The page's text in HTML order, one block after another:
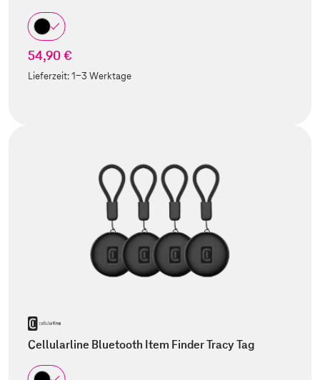
54,90 €
Lieferzeit:1-3 Werktage
Cellularline Bluetooth Item Finder Tracy Tag